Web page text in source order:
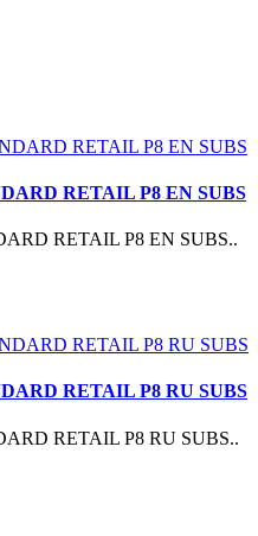
RETAIL P8 EN SUBS
RETAIL P8 EN SUBS..
RETAIL P8 RU SUBS
RETAIL P8 RU SUBS..